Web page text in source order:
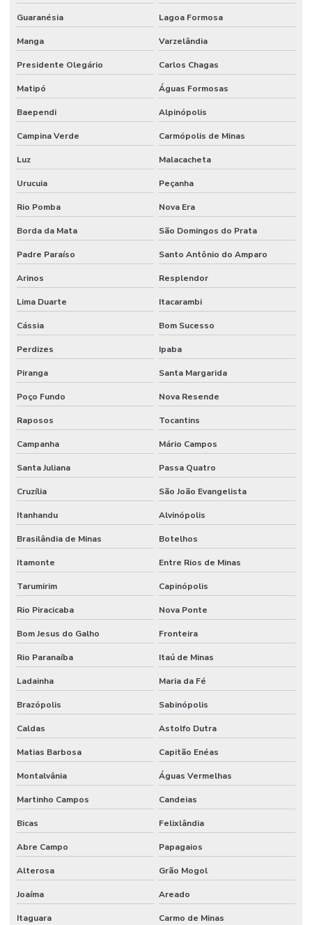
Guaranésia Lagoa Formosa
Manga Varzelândia
Presidente Olegário Carlos Chagas
Matipó Águas Formosas
Baependi Alpinópolis
Campina Verde Carmópolis de Minas
Luz Malacacheta
Urucuia Peçanha
Rio Pomba Nova Era
Borda da Mata São Domingos do Prata
Padre Paraíso Santo Antônio do Amparo
Arinos Resplendor
Lima Duarte Itacarambi
Cássia Bom Sucesso
Perdizes Ipaba
Piranga Santa Margarida
Poço Fundo Nova Resende
Raposos Tocantins
Campanha Mário Campos
Santa Juliana Passa Quatro
Cruzília São João Evangelista
Itanhandu Alvinópolis
Brasilândia de Minas Botelhos
Itamonte Entre Rios de Minas
Tarumirim Capinópolis
Rio Piracicaba Nova Ponte
Bom Jesus do Galho Fronteira
Rio Paranaíba Itaú de Minas
Ladainha Maria da Fé
Brazópolis Sabinópolis
Caldas Astolfo Dutra
Matias Barbosa Capitão Enéas
Montalvânia Águas Vermelhas
Martinho Campos Candeias
Bicas Felixlândia
Abre Campo Papagaios
Alterosa Grão Mogol
Joaíma Areado
Itaguara Carmo de Minas